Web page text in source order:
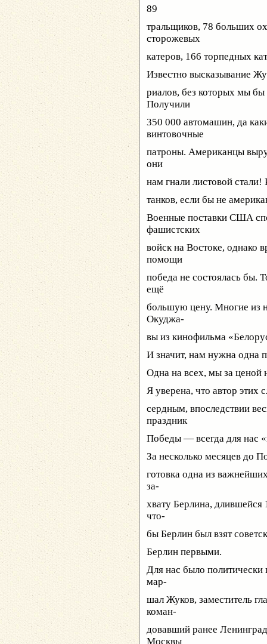
89
тральщиков, 78 больших
сторожевых
катеров, 166 торпедных
Известно высказывание
риалов, без которых мы
Получили
350 000 автомашин, да
винтовочные
патроны. Американцы
они
нам гнали листовой
танков, если бы не
Военные поставки США
фашистских
войск на Востоке, однако
помощи
победа не состоялась бы.
ещё
большую цену. Многие из
Окуджа-
вы из кинофильма
И значит, нам нужна одна
Одна на всех, мы за ценой
Я уверена, что автор этих
сердным, впоследствии
праздник
Победы — всегда для нас
За несколько месяцев до
готовка одна из
за-
хвату Берлина, длившейся
что-
бы Берлин был взят
Берлин первыми.
Для нас было политически
мар-
шал Жуков, заместитель
коман-
довавший ранее
Москвы